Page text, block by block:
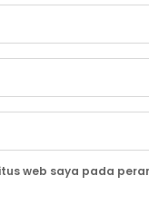
web saya pada